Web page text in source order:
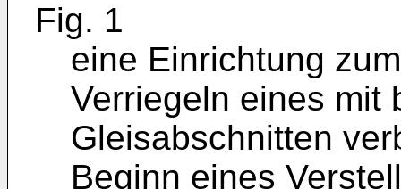
Fig. 1
eine Einrichtung
Verriegeln eines mit
Gleisabschnitten
Beginn eines